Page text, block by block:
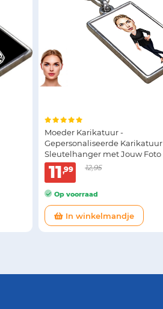
Moeder Karikatuur -
Gepersonaliseerde Karikatuur
Sleutelhanger met Jouw Foto
11 99 12,95
Op voorraad
In winkelmandje